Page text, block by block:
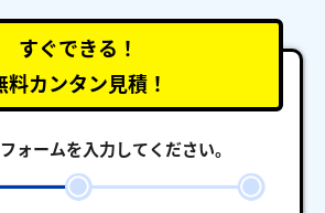
すぐできる！
料カンタン見積！
ォームを入力してください。